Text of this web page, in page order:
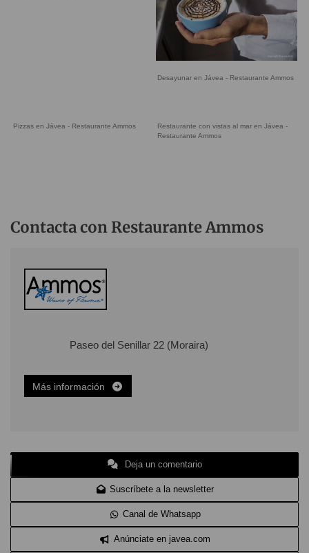
Desayunar en Jávea - Restaurante Ammos
Pizzas en Jávea - Restaurante Ammos
Restaurante con vistas al mar en Jávea -
Restaurante Ammos
Contacta con Restaurante Ammos
Paseo del Senillar 22 (Moraira)
Más información
Deja un comentario
Suscríbete a la newsletter
Canal de Whatsapp
Anúnciate en javea.com